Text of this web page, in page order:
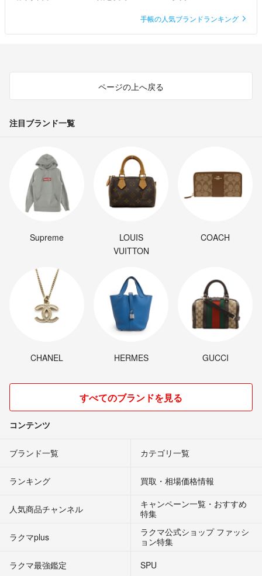
手帳の人気ブランドランキング
ページの上へ戻る
注目ブランド一覧
Supreme
LOUIS
VUITTON
COACH
CHANEL HERMES GUCCI
すべてのブランドを見る
コンテンツ
ブランド一覧 カテゴリ一覧
ランキング 買取・相場価格情報
人気商品チャンネル
キャンペーン一覧・おすすめ
特集
ラクマplus
ラクマ公式ショップ ファッシ
ョン特集
ラクマ最強鑑定
SPU